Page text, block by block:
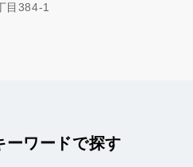
目384-1
ーワードで探す